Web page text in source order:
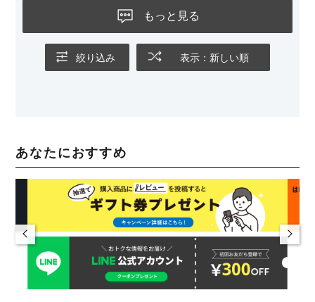
もっと見る
絞り込み 表示：新しい順
あなたにおすすめ